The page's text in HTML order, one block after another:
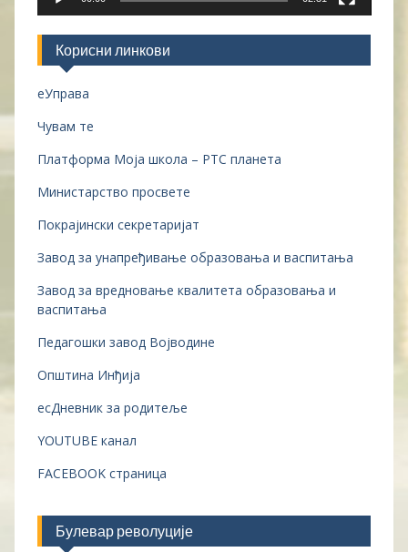
Корисни линкови
еУправа
Чувам те
Платформа Моја школа – РТС планета
Министарство просвете
Покрајински секретаријат
Завод за унапређивање образовања и васпитања
Завод за вредновање квалитета образовања и
васпитања
Педагошки завод Војводине
Општина Инђија
есДневник за родитеље
YOUTUBE канал
FACEBOOK страница
Булевар револуције